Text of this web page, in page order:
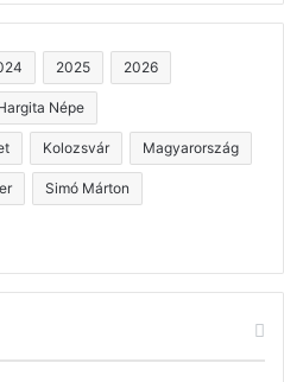
2025 2026
Népe
Kolozsvár Magyarország
Simó Márton